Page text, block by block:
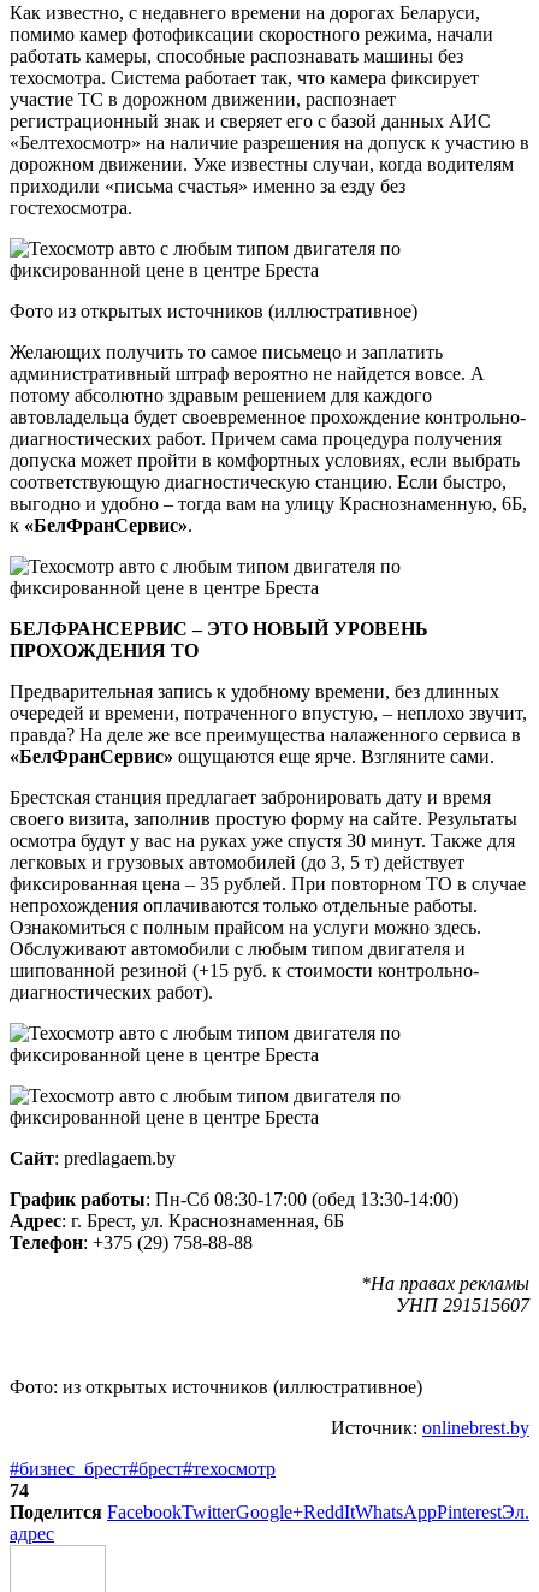
Как известно, с недавнего времени на дорогах Беларуси,
помимо камер фотофиксации скоростного режима, начали
работать камеры, способные распознавать машины без
техосмотра. Система работает так, что камера фиксирует
участие ТС в дорожном движении, распознает
регистрационный знак и сверяет его с базой данных АИС
«Белтехосмотр» на наличие разрешения на допуск к участию в
дорожном движении. Уже известны случаи, когда водителям
приходили «письма счастья» именно за езду без
гостехосмотра.
Фото из открытых источников (иллюстративное)
Желающих получить то самое письмецо и заплатить
административный штраф вероятно не найдется вовсе. А
потому абсолютно здравым решением для каждого
автовладельца будет своевременное прохождение контрольно-
диагностических работ. Причем сама процедура получения
допуска может пройти в комфортных условиях, если выбрать
соответствующую диагностическую станцию. Если быстро,
выгодно и удобно – тогда вам на улицу Краснознаменную, 6Б,
к «БелФранСервис».
БЕЛФРАНСЕРВИС – ЭТО НОВЫЙ УРОВЕНЬ
ПРОХОЖДЕНИЯ ТО
Предварительная запись к удобному времени, без длинных
очередей и времени, потраченного впустую, – неплохо звучит,
правда? На деле же все преимущества налаженного сервиса в
«БелФранСервис» ощущаются еще ярче. Взгляните сами.
Брестская станция предлагает забронировать дату и время
своего визита, заполнив простую форму на сайте. Результаты
осмотра будут у вас на руках уже спустя 30 минут. Также для
легковых и грузовых автомобилей (до 3, 5 т) действует
фиксированная цена – 35 рублей. При повторном ТО в случае
непрохождения оплачиваются только отдельные работы.
Ознакомиться с полным прайсом на услуги можно здесь.
Обслуживают автомобили с любым типом двигателя и
шипованной резиной (+15 руб. к стоимости контрольно-
диагностических работ).
Сайт: predlagaem.by
График работы: Пн-Сб 08:30-17:00 (обед 13:30-14:00)
Адрес: г. Брест, ул. Краснознаменная, 6Б
Телефон: +375 (29) 758-88-88
*На правах рекламы
УНП 291515607
Фото: из открытых источников (иллюстративное)
Источник: onlinebrest.by
#бизнес_брест#брест#техосмотр
74
Поделится FacebookTwitterGoogle+ReddItWhatsAppPinterestЭл.
адрес